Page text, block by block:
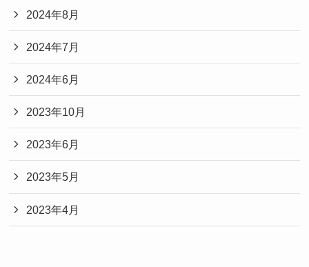
2024年8月
2024年7月
2024年6月
2023年10月
2023年6月
2023年5月
2023年4月